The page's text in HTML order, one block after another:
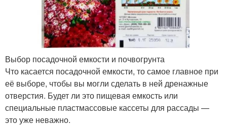
Выбор посадочной емкости и почвогрунта
Что касается посадочной емкости, то самое главное при
её выборе, чтобы вы могли сделать в ней дренажные
отверстия. Будет ли это пищевая емкость или
специальные пластмассовые кассеты для рассады —
это уже неважно.